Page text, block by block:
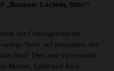
„Batman: Lächeln, bitte!“
der Comicgeschichte
Story auf jemanden, der
liest? Dies und vieles mehr
Marian, Gerd und Rico.